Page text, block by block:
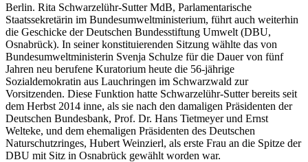
Berlin. Rita Schwarzelühr-Sutter MdB, Parlamentarische
Staatssekretärin im Bundesumweltministerium, führt auch weiterhin
die Geschicke der Deutschen Bundesstiftung Umwelt (DBU,
Osnabrück). In seiner konstituierenden Sitzung wählte das von
Bundesumweltministerin Svenja Schulze für die Dauer von fünf
Jahren neu berufene Kuratorium heute die 56-jährige
Sozialdemokratin aus Lauchringen im Schwarzwald zur
Vorsitzenden. Diese Funktion hatte Schwarzelühr-Sutter bereits seit
dem Herbst 2014 inne, als sie nach den damaligen Präsidenten der
Deutschen Bundesbank, Prof. Dr. Hans Tietmeyer und Ernst
Welteke, und dem ehemaligen Präsidenten des Deutschen
Naturschutzringes, Hubert Weinzierl, als erste Frau an die Spitze der
DBU mit Sitz in Osnabrück gewählt worden war.